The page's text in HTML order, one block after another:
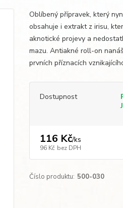
Oblíbený přípravek, který
obsahuje i extrakt z irisu,
aknotické projevy a
mazu. Antiakné roll-on
prvních příznacích
Dostupnost
116 Kč/ks
96 Kč bez DPH
Číslo produktu: 500-030